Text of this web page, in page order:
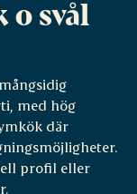
o svål
med hög
där
profil eller